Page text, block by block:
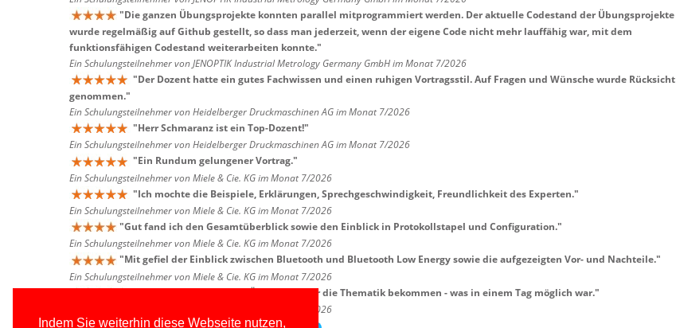
Indem Sie weiterhin diese Webseite nutzen,
"Die ganzen Übungsprojekte konnten parallel mitprogrammiert werden. Der aktuelle Codestand der Übungsprojekte
wurde regelmäßig auf Github gestellt, so dass man jederzeit, wenn der eigene Code nicht mehr lauffähig war, mit dem
funktionsfähigen Codestand weiterarbeiten konnte."
Ein Schulungsteilnehmer von JENOPTIK Industrial Metrology Germany GmbH im Monat 7/2026
"Der Dozent hatte ein gutes Fachwissen und einen ruhigen Vortragsstil. Auf Fragen und Wünsche wurde Rücksicht
genommen."
Ein Schulungsteilnehmer von Heidelberger Druckmaschinen AG im Monat 7/2026
"Herr Schmaranz ist ein Top-Dozent!"
Ein Schulungsteilnehmer von Heidelberger Druckmaschinen AG im Monat 7/2026
"Ein Rundum gelungener Vortrag."
Ein Schulungsteilnehmer von Miele & Cie. KG im Monat 7/2026
"Ich mochte die Beispiele, Erklärungen, Sprechgeschwindigkeit, Freundlichkeit des Experten."
Ein Schulungsteilnehmer von Miele & Cie. KG im Monat 7/2026
"Gut fand ich den Gesamtüberblick sowie den Einblick in Protokollstapel und Configuration."
Ein Schulungsteilnehmer von Miele & Cie. KG im Monat 7/2026
"Mit gefiel der Einblick zwischen Bluetooth und Bluetooth Low Energy sowie die aufgezeigten Vor- und Nachteile."
Ein Schulungsteilnehmer von Miele & Cie. KG im Monat 7/2026
"Wir haben einen guten Überblick über die Thematik bekommen - was in einem Tag möglich war."
Ein Schulungsteilnehmer von Miele & Cie. KG im Monat 7/2026